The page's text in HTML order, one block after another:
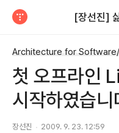
[장선진]
Architecture for
첫 오프라인
시작하였습
장선진 2009. 9. 23. 12:59